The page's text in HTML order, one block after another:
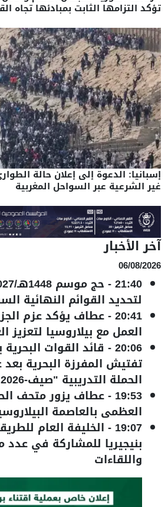
تؤكد التزامها الثابت بمبادئها تجاه
إسبانيا: الدعوة إلى إعلان حالة
غير الشرعية عبر السواحل المغربية
آخر الأخبار
06/08/2026
21:40
-
لتحديد القوائم النهائية السبت 15
20:41
-عطاف يؤكد عزم
العمل مع بيلاروسيا لتعزيز
20:06
- قائد القوات
تفتيش المفرزة البحرية
الحملة التدريبية "صيف-2026"
19:53
-عطاف يزور متحف
العظمى بالعاصمة
19:07
- الخليفة العام
بنيجيريا للمشاركة في عدد
واللقاءات